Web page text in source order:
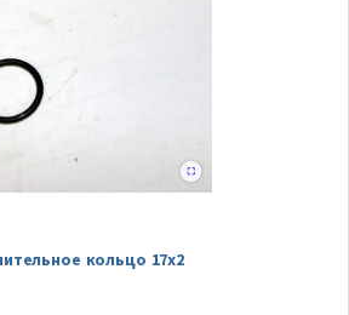
кольцо 17x2